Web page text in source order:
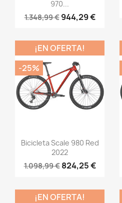
970...
1.348,99 € 944,29 €
Vista rápida
Bicicleta Scale 980 Red
2022
1.098,99 € 824,25 €
¡EN OFERTA!
-25%
¡EN OFERTA!